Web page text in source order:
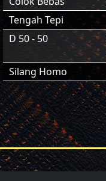
Tengah Tepi
D 50 - 50
Silang Homo